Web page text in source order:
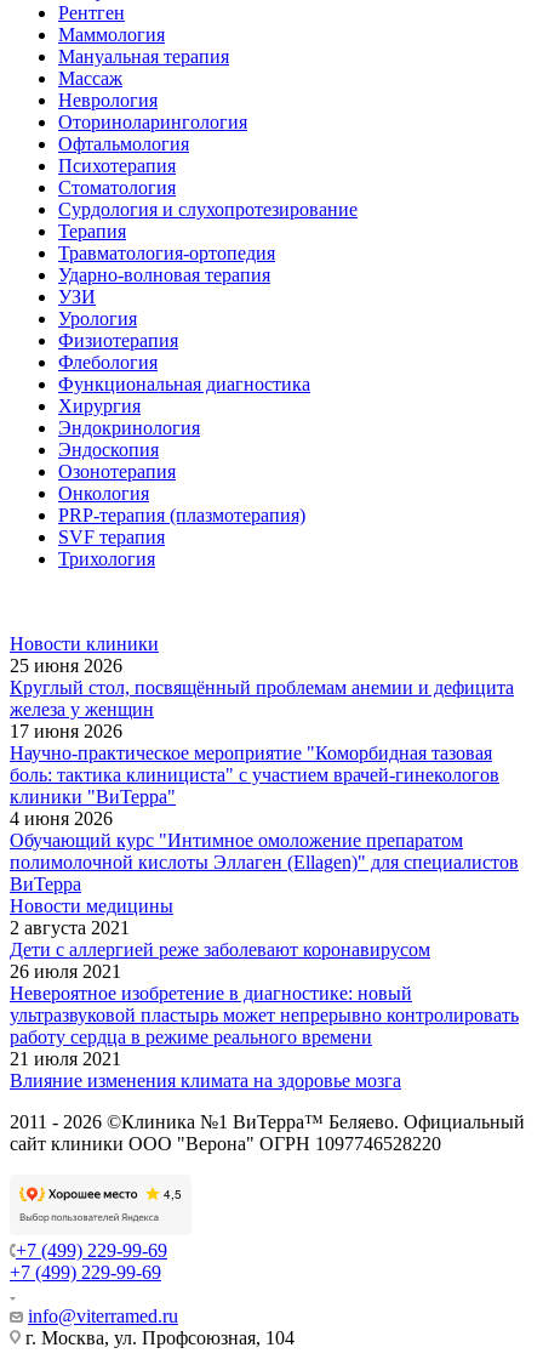
Рентген
Маммология
Мануальная терапия
Массаж
Неврология
Оториноларингология
Офтальмология
Психотерапия
Стоматология
Сурдология и слухопротезирование
Терапия
Травматология-ортопедия
Ударно-волновая терапия
УЗИ
Урология
Физиотерапия
Флебология
Функциональная диагностика
Хирургия
Эндокринология
Эндоскопия
Озонотерапия
Онкология
PRP-терапия (плазмотерапия)
SVF терапия
Трихология
Новости клиники
25 июня 2026
Круглый стол, посвящённый проблемам анемии и дефицита
железа у женщин
17 июня 2026
Научно-практическое мероприятие "Коморбидная тазовая
боль: тактика клинициста" с участием врачей-гинекологов
клиники "ВиТерра"
4 июня 2026
Обучающий курс "Интимное омоложение препаратом
полимолочной кислоты Эллаген (Ellagen)" для специалистов
ВиТерра
Новости медицины
2 августа 2021
Дети с аллергией реже заболевают коронавирусом
26 июля 2021
Невероятное изобретение в диагностике: новый
ультразвуковой пластырь может непрерывно контролировать
работу сердца в режиме реального времени
21 июля 2021
Влияние изменения климата на здоровье мозга
2011 - 2026 ©Клиника №1 ВиТерра™ Беляево. Официальный
сайт клиники ООО "Верона" ОГРН 1097746528220
+7 (499) 229-99-69
+7 (499) 229-99-69
info@viterramed.ru
г. Москва, ул. Профсоюзная, 104